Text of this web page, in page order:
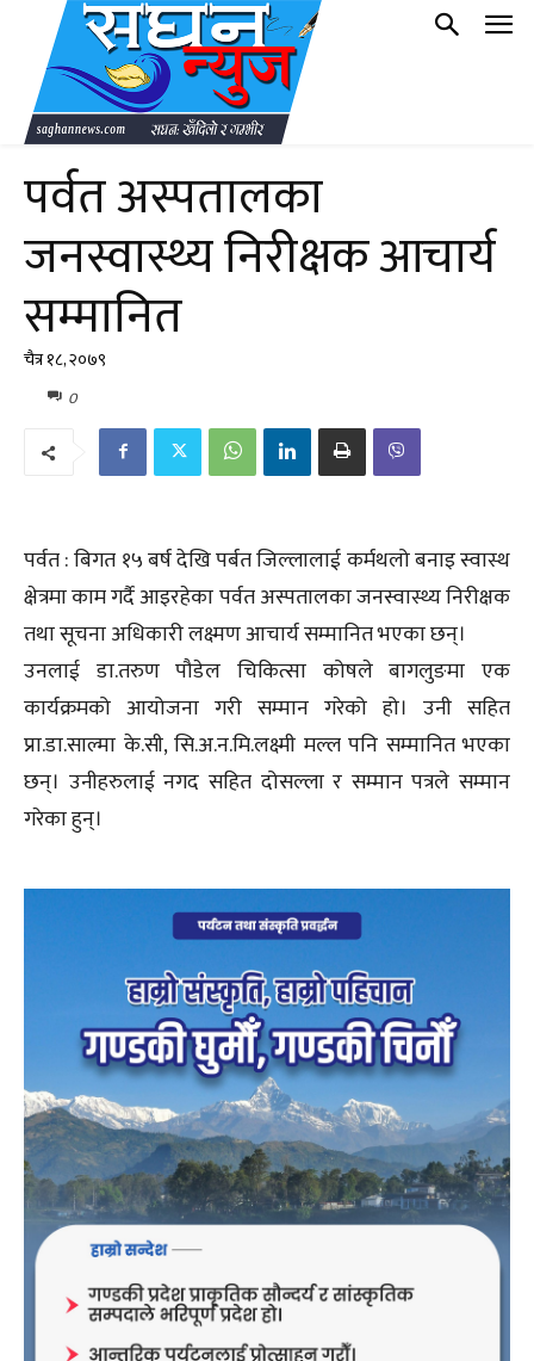
पर्वत अस्पतालका
जनस्वास्थ्य निरीक्षक आचार्य
सम्मानित
चैत्र १८, २०७९
0
पर्वत : बिगत १५ बर्ष देखि पर्बत जिल्लालाई कर्मथलो बनाइ स्वास्थ
क्षेत्रमा काम गर्दै आइरहेका पर्वत अस्पतालका जनस्वास्थ्य निरीक्षक
तथा सूचना अधिकारी लक्ष्मण आचार्य सम्मानित भएका छन्।
उनलाई डा.तरुण पौडेल चिकित्सा कोषले बागलुङमा एक
कार्यक्रमको आयोजना गरी सम्मान गरेको हो। उनी सहित
प्रा.डा.साल्मा के.सी, सि.अ.न.मि.लक्ष्मी मल्ल पनि सम्मानित भएका
छन्। उनीहरुलाई नगद सहित दोसल्ला र सम्मान पत्रले सम्मान
गरेका हुन्।